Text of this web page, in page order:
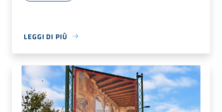
LEGGI DI PIÙ